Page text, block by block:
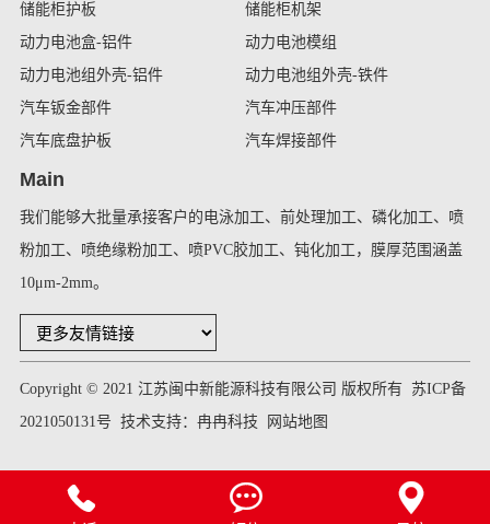
储能柜护板
储能柜机架
动力电池盒-铝件
动力电池模组
动力电池组外壳-铝件
动力电池组外壳-铁件
汽车钣金部件
汽车冲压部件
汽车底盘护板
汽车焊接部件
Main
我们能够大批量承接客户的电泳加工、前处理加工、磷化加工、喷
粉加工、喷绝缘粉加工、喷PVC胶加工、钝化加工，膜厚范围涵盖
10μm-2mm。
Copyright © 2021 江苏闽中新能源科技有限公司 版权所有 苏ICP备
2021050131号 技术支持： 冉冉科技 网站地图
  